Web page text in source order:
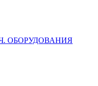
ОБОРУДОВАНИЯ